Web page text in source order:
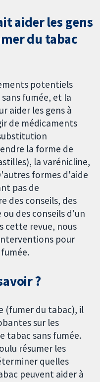
aider les gens
du tabac
potentiels
fumée, et la
aider les gens à
de médicaments
la forme de
la varénicline,
formes d'aide
pas de
des conseils, des
des conseils d'un
cette revue, nous
pour
?
(fumer du tabac), il
sur les
tabac sans fumée.
résumer les
quelles
peuvent aider à